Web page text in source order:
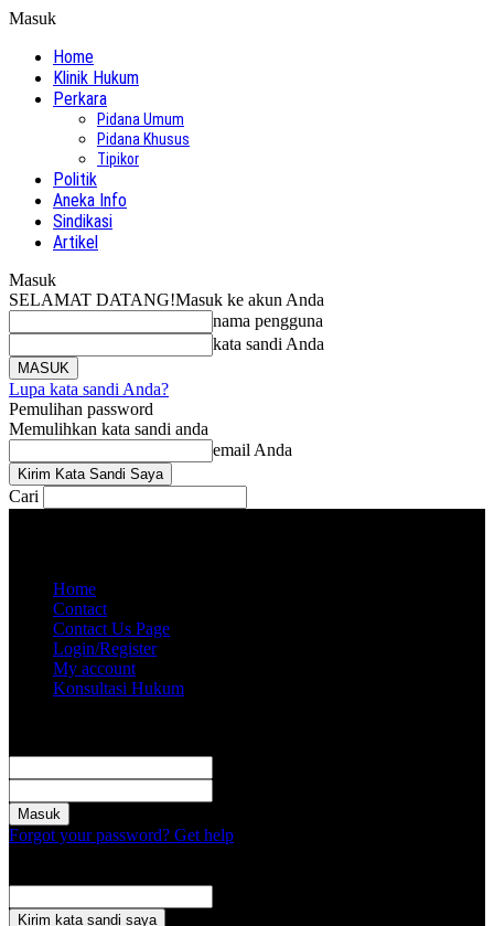
Masuk
Home
Klinik Hukum
Perkara
Pidana Umum
Pidana Khusus
Tipikor
Politik
Aneka Info
Sindikasi
Artikel
Masuk
SELAMAT DATANG!Masuk ke akun Anda
nama pengguna
kata sandi Anda
Lupa kata sandi Anda?
Pemulihan password
Memulihkan kata sandi anda
email Anda
Cari
Home
Contact
Contact Us Page
Login/Register
My account
Konsultasi Hukum
Forgot your password? Get help